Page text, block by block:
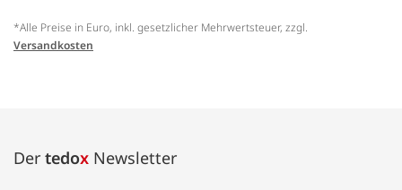
*Alle Preise in Euro, inkl. gesetzlicher Mehrwertsteuer, zzgl.
Versandkosten
Der tedox Newsletter